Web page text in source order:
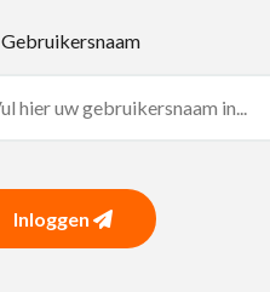
Gebruikersnaam
Inloggen